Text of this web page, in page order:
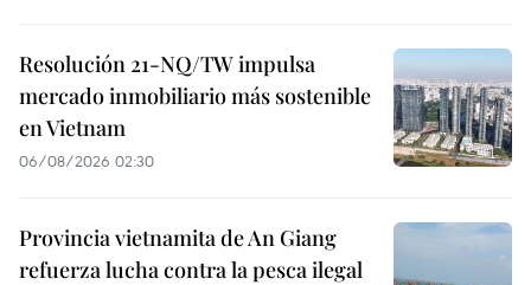
Resolución 21-NQ/TW impulsa
mercado inmobiliario más sostenible
en Vietnam
06/08/2026 02:30
Provincia vietnamita de An Giang
refuerza lucha contra la pesca ilegal